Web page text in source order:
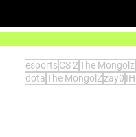
esportsCS 2The Mongolz
dotaThe MongolZzay0